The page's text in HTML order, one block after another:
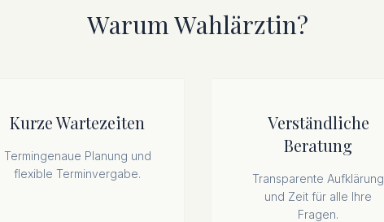
Warum Wahlärztin?
Kurze Wartezeiten
Termingenaue Planung und
flexible Terminvergabe.
Verständliche
Beratung
Transparente Aufklärung
und Zeit für alle Ihre
Fragen.